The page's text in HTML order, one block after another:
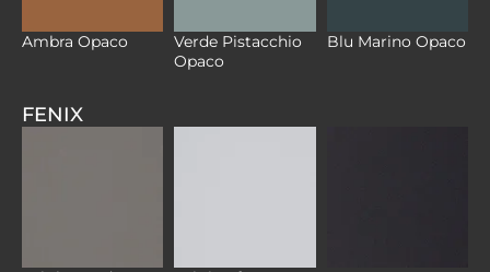
Ambra Opaco
Verde Pistacchio
Opaco
Blu Marino Opaco
FENIX